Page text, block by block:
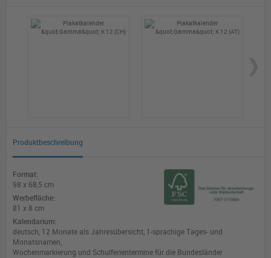
Produktbeschreibung
Format:
98 x 68,5 cm
Werbefläche:
81 x 8 cm
Kalendarium:
deutsch, 12 Monate als Jahresübersicht, 1-sprachige Tages- und
Monatsnamen,
Wochenmarkierung und Schulferientermine für die Bundesländer